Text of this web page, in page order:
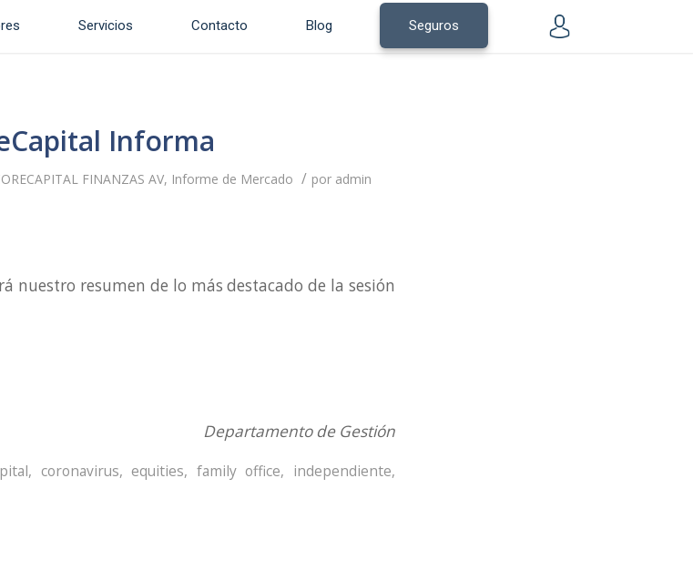
Servicios Contacto Blog Seguros
Informa
FINANZAS AV, Informe de Mercado / por admin
nuestro resumen de lo más destacado de la sesión
Departamento de Gestión
, coronavirus, equities, family office, independiente,